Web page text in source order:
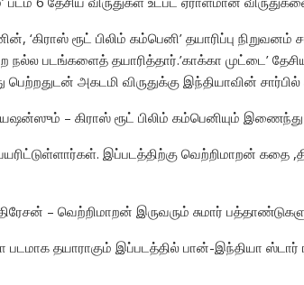
ரூட் பிலிம் கம்பெனி’ தயாரிப்பு நிறுவனம்
படங்களைத் தயாரித்தார்.’காக்கா முட்டை’ தேசிய
பெற்றதுடன் அகடமி விருதுக்கு இந்தியாவின்
– கிராஸ் ரூட் பிலிம் கம்பெனியும்
இப்படத்திற்கு வெற்றிமாறன்
– வெற்றிமாறன் இருவரும் சுமார்
படமாக தயாராகும் இப்படத்தில் பான்-இந்தியா